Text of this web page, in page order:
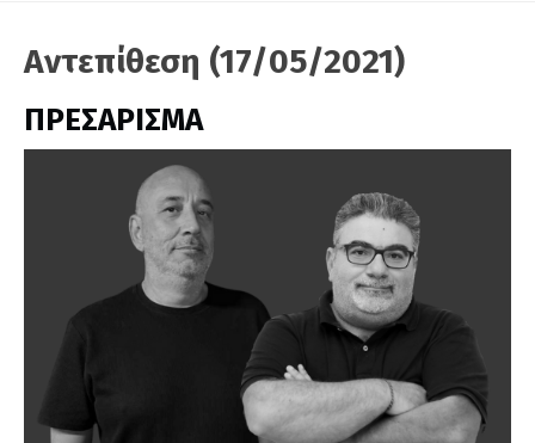
Αντεπίθεση (17/05/2021)
ΠΡΕΣΑΡΙΣΜΑ